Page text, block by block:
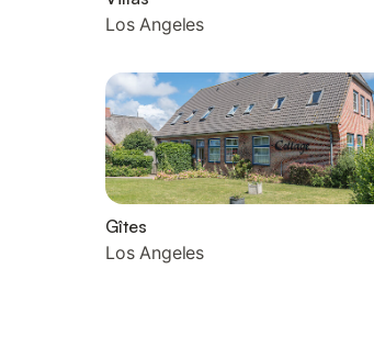
Los Angeles
Gîtes
Los Angeles